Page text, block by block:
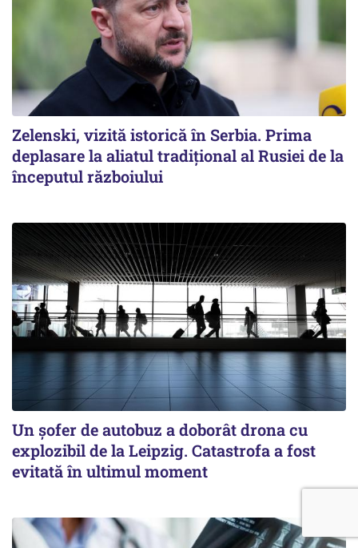
Zelenski, vizită istorică în Serbia. Prima
deplasare la aliatul tradițional al Rusiei de la
începutul războiului
Un șofer de autobuz a doborât drona cu
explozibil de la Leipzig. Catastrofa a fost
evitată în ultimul moment